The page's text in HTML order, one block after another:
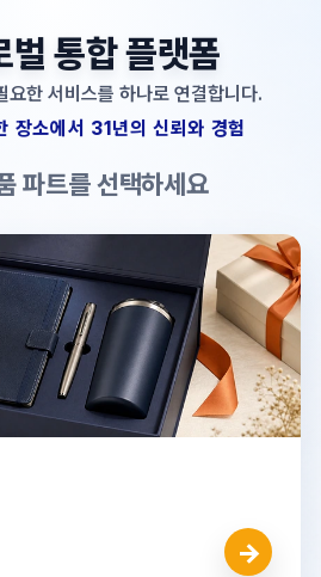
벌 통합 플랫폼
요한 서비스를 하나로 연결합니다.
소에서 31년의 신뢰와 경험
파트를 선택하세요
·항공권
→